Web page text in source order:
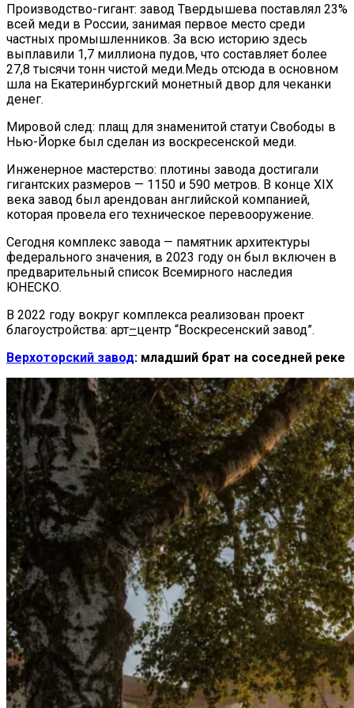
Производство-гигант: завод Твердышева поставлял 23%
всей меди в России, занимая первое место среди
частных промышленников. За всю историю здесь
выплавили 1,7 миллиона пудов, что составляет более
27,8 тысячи тонн чистой меди.Медь отсюда в основном
шла на Екатеринбургский монетный двор для чеканки
денег.
Мировой след: плащ для знаменитой статуи Свободы в
Нью-Йорке был сделан из воскресенской меди.
Инженерное мастерство: плотины завода достигали
гигантских размеров — 1150 и 590 метров. В конце XIX
века завод был арендован английской компанией,
которая провела его техническое перевооружение.
Сегодня комплекс завода — памятник архитектуры
федерального значения, в 2023 году он был включен в
предварительный список Всемирного наследия
ЮНЕСКО.
В 2022 году вокруг комплекса реализован проект
благоустройства: арт–центр “Воскресенский завод”.
Верхоторский завод: младший брат на соседней реке